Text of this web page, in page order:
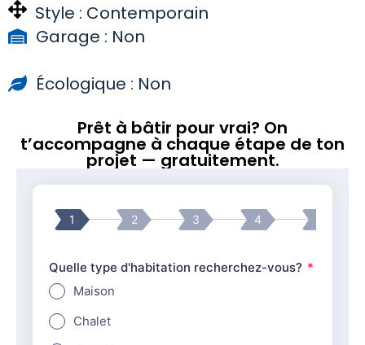
Style : Contemporain
Garage : Non
Écologique : Non
Prêt à bâtir pour vrai? On
t’accompagne à chaque étape de ton
projet — gratuitement.